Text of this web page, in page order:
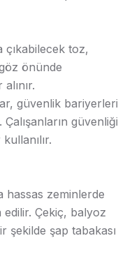
çıkabilecek toz,
önünde
güvenlik bariyerleri
güvenliği
hassas zeminlerde
edilir. Çekiç, balyoz
şekilde şap tabakası